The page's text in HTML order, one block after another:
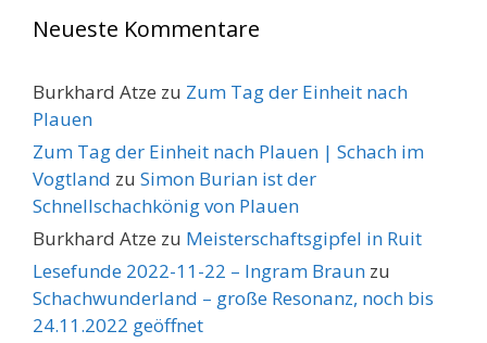
Neueste Kommentare
Burkhard Atze zu Zum Tag der Einheit nach
Plauen
Zum Tag der Einheit nach Plauen | Schach im
Vogtland zu Simon Burian ist der
Schnellschachkönig von Plauen
Burkhard Atze zu Meisterschaftsgipfel in Ruit
Lesefunde 2022-11-22 – Ingram Braun zu
Schachwunderland – große Resonanz, noch bis
24.11.2022 geöffnet